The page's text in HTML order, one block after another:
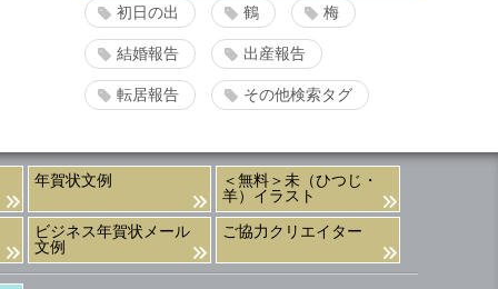
初日の出 鶴 梅
結婚報告 出産報告
転居報告 その他検索タグ
年賀状文例
＜無料＞未（ひつじ・
羊）イラスト
ビジネス年賀状メール
文例
ご協力クリエイター